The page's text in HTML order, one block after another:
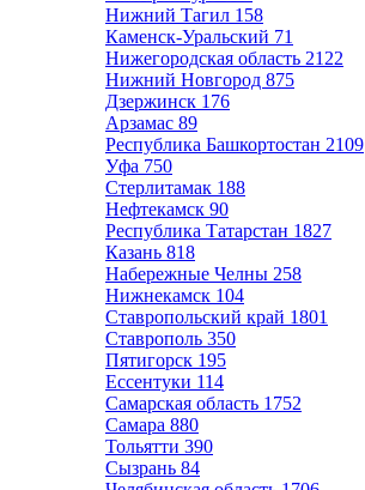
Нижний Тагил 158
Каменск-Уральский 71
Нижегородская область 2122
Нижний Новгород 875
Дзержинск 176
Арзамас 89
Республика Башкортостан 2109
Уфа 750
Стерлитамак 188
Нефтекамск 90
Республика Татарстан 1827
Казань 818
Набережные Челны 258
Нижнекамск 104
Ставропольский край 1801
Ставрополь 350
Пятигорск 195
Ессентуки 114
Самарская область 1752
Самара 880
Тольятти 390
Сызрань 84